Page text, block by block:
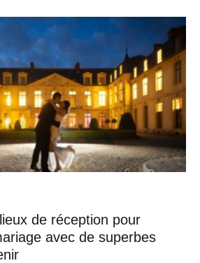
de réception pour
avec de superbes